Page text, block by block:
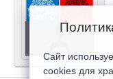
Сайт
cookies для